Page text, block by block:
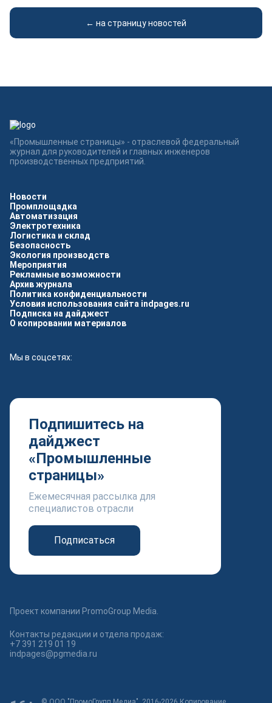
← на страницу новостей
Новости
Промплощадка
Автоматизация
Электротехника
Логистика и склад
Безопасность
Экология производств
Мероприятия
Рекламные возможности
Архив журнала
Политика конфиденциальности
Условия использования сайта indpages.ru
Подписка на дайджест
О копировании материалов
Мы в соцсетях:
Подпишитесь на
дайджест
«Промышленные
страницы»
Ежемесячная рассылка для
специалистов отрасли
Подписаться
«Промышленные страницы» - отраслевой федеральный
журнал для руководителей и главных инженеров
производственных предприятий.
Проект компании PromoGroup Media.
Контакты редакции и отдела продаж:
+7 391 219 01 19
indpages@pgmedia.ru